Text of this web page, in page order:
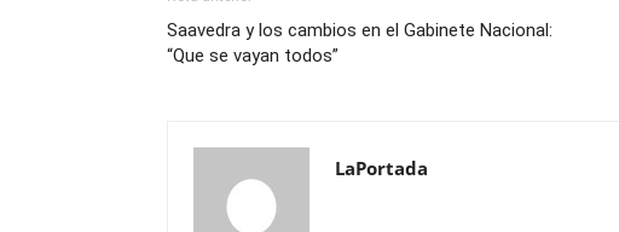
Saavedra y los cambios en el Gabinete Nacional:
“Que se vayan todos”
LaPortada